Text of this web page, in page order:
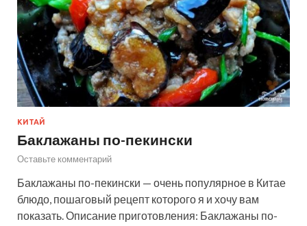
КИТАЙ
Баклажаны по-пекински
Оставьте комментарий
Баклажаны по-пекински — очень популярное в Китае
блюдо, пошаговый рецепт которого я и хочу вам
показать. Описание приготовления: Баклажаны по-